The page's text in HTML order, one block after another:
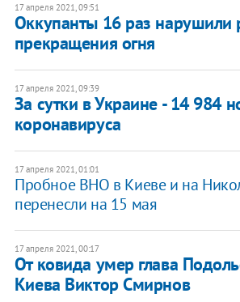
17 апреля 2021, 09:51
Оккупанты 16 раз
прекращения огня
17 апреля 2021, 09:39
За сутки в Украине - 14 984
коронавируса
17 апреля 2021, 01:01
Пробное ВНО в Киеве и на
перенесли на 15 мая
17 апреля 2021, 00:17
От ковида умер глава
Киева Виктор Смирнов